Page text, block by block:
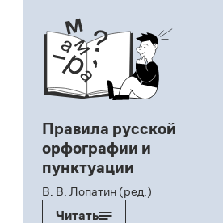
Правила русской
орфографии и
пунктуации
В. В. Лопатин (ред.)
Читать